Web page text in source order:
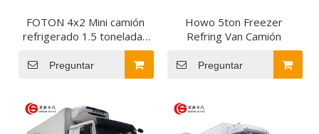
FOTON 4x2 Mini camión
refrigerado 1.5 toneladas
Camión de refrigerador
termoking
Preguntar
Howo 5ton Freezer
Refring Van Camión
Preguntar